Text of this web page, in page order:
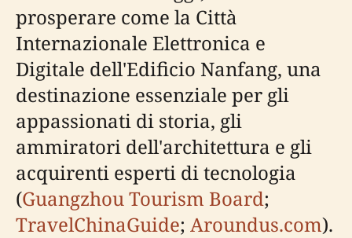
prosperare come la Città
Internazionale Elettronica e
Digitale dell'Edificio Nanfang, una
destinazione essenziale per gli
appassionati di storia, gli
ammiratori dell'architettura e gli
acquirenti esperti di tecnologia
(Guangzhou Tourism Board;
TravelChinaGuide; Aroundus.com).